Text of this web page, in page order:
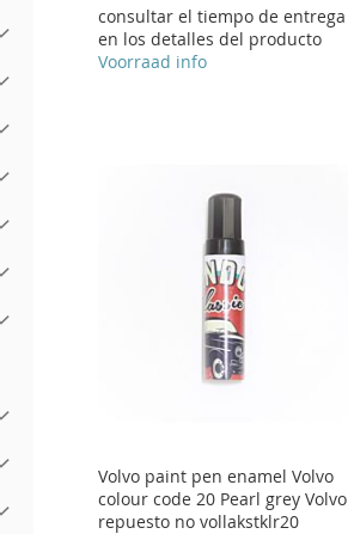
consultar el tiempo de entrega
en los detalles del producto
Voorraad info
Volvo paint pen enamel Volvo
colour code 20 Pearl grey Volvo
repuesto no vollakstklr20